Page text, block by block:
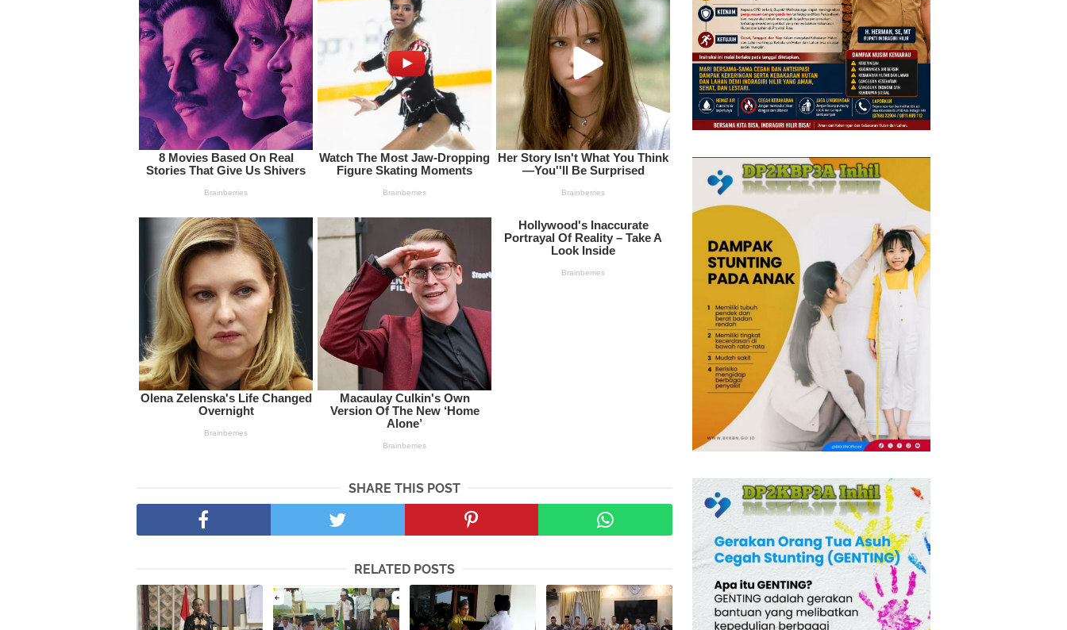
SHARE THIS POST
RELATED POSTS